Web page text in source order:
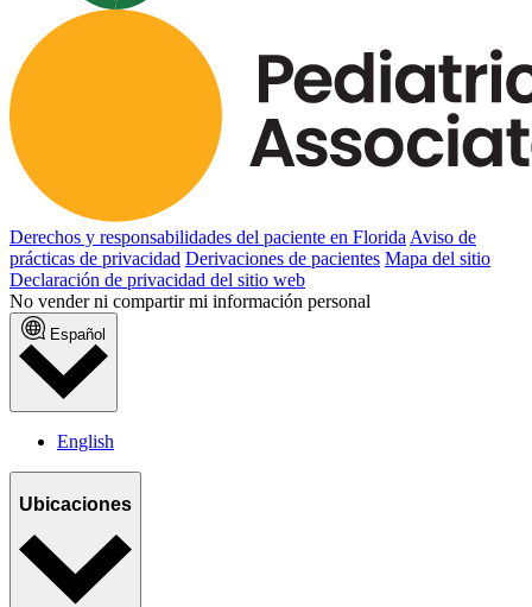
Derechos y responsabilidades del paciente en Florida Aviso de
prácticas de privacidad Derivaciones de pacientes Mapa del sitio
Declaración de privacidad del sitio web
No vender ni compartir mi información personal
Español
English
Ubicaciones